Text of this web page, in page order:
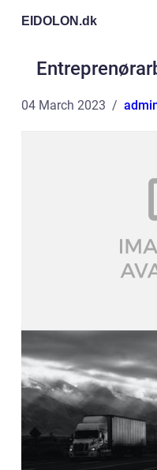
EIDOLON.dk
04 March 2023